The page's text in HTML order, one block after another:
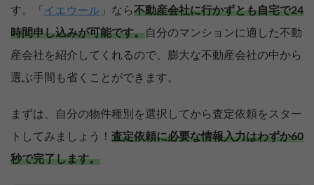
す。「 イエウール 」なら不動産会社に行かずとも自宅で24
時間申し込みが可能です。自分のマンションに適した不動
産会社を紹介してくれるので、膨大な不動産会社の中から
選ぶ手間も省くことができます。
まずは、自分の物件種別を選択してから査定依頼をスター
トしてみましょう！ 査定依頼に必要な情報入力はわずか60
秒で完了します。